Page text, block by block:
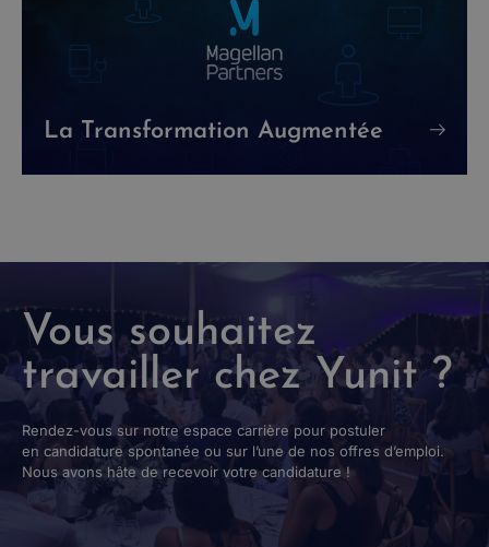
La Transformation Augmentée
Vous souhaitez
travailler chez Yunit ?
Rendez-vous sur notre espace carrière pour postuler
en candidature spontanée ou sur l’une de nos offres d’emploi.
Nous avons hâte de recevoir votre candidature !